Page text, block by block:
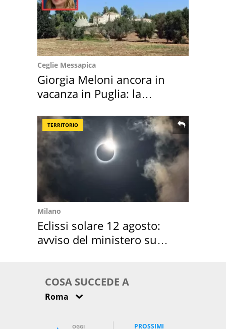
Ceglie Messapica
Giorgia Meloni ancora in
vacanza in Puglia: la
TERRITORIO
Milano
Eclissi solare 12 agosto:
avviso del ministero su